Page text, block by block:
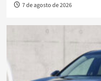
7 de agosto de 2026